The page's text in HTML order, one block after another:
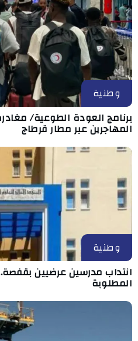
وطنية
برنامج العودة الطوعية/
المهاجرين عبر مطار قرطاج
وطنية
انتداب مدرسين عرضيين
المطلوبة